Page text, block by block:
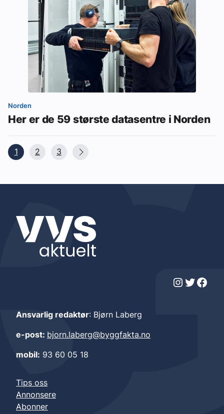
Norden
Her er de 59 største datasentre i Norden
1 2 3
Instagram Twitter Facebook
Ansvarlig redaktør: Bjørn Laberg
e-post: bjorn.laberg@byggfakta.no
mobil: 93 60 05 18
Tips oss
Annonsere
Abonner